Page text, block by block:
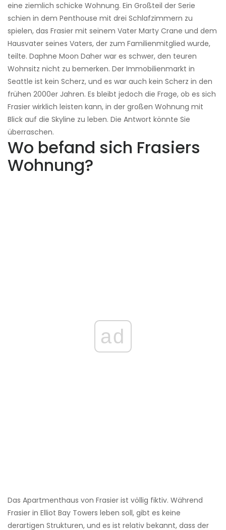
eine ziemlich schicke Wohnung. Ein Großteil der Serie
schien in dem Penthouse mit drei Schlafzimmern zu
spielen, das Frasier mit seinem Vater Marty Crane und dem
Hausvater seines Vaters, der zum Familienmitglied wurde,
teilte. Daphne Moon Daher war es schwer, den teuren
Wohnsitz nicht zu bemerken. Der Immobilienmarkt in
Seattle ist kein Scherz, und es war auch kein Scherz in den
frühen 2000er Jahren. Es bleibt jedoch die Frage, ob es sich
Frasier wirklich leisten kann, in der großen Wohnung mit
Blick auf die Skyline zu leben. Die Antwort könnte Sie
überraschen.
Wo befand sich Frasiers
Wohnung?
ad
Das Apartmenthaus von Frasier ist völlig fiktiv. Während
Frasier in Elliot Bay Towers leben soll, gibt es keine
derartigen Strukturen, und es ist relativ bekannt, dass der